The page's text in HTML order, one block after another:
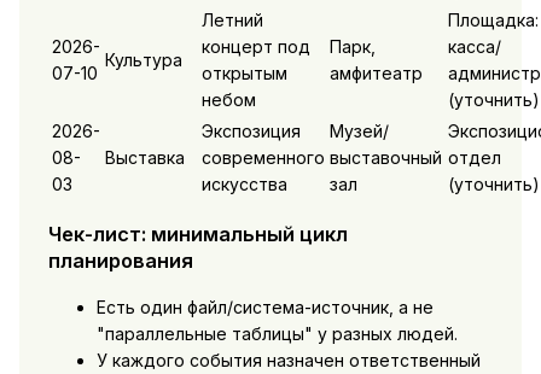
2026-
07-10
Культура
Летний
концерт под
открытым
небом
Парк,
амфитеатр
Площадка:
касса/
(уточнить)
2026-
08-
03
Выставка
Экспозиция
современного
искусства
Музей/
выставочный
зал
отдел
(уточнить)
Чек-лист: минимальный цикл
планирования
Есть один файл/система-источник, а не
"параллельные таблицы" у разных людей.
У каждого события назначен ответственный